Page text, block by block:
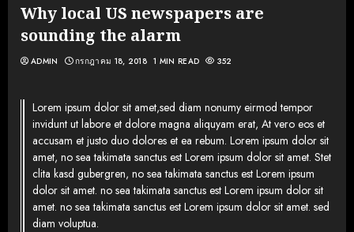
Why local US newspapers are
sounding the alarm
ADMIN กรกฎาคม 18, 2018 1 MIN READ 352
Lorem ipsum dolor sit amet,sed diam nonumy eirmod tempor
invidunt ut labore et dolore magna aliquyam erat, At vero eos et
accusam et justo duo dolores et ea rebum. Lorem ipsum dolor sit
amet, no sea takimata sanctus est Lorem ipsum dolor sit amet. Stet
clita kasd gubergren, no sea takimata sanctus est Lorem ipsum
dolor sit amet. no sea takimata sanctus est Lorem ipsum dolor sit
amet. no sea takimata sanctus est Lorem ipsum dolor sit amet. sed
diam voluptua.